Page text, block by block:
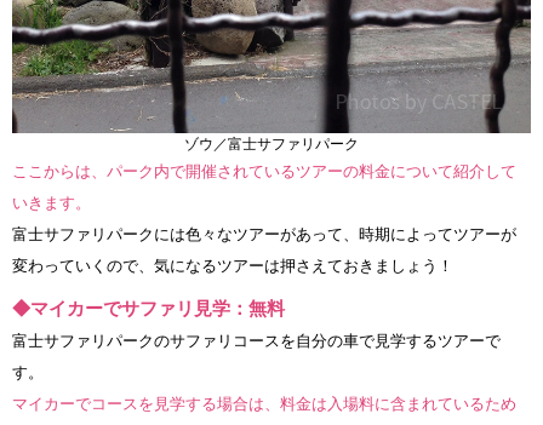
ゾウ／富士サファリパーク
ここからは、パーク内で開催されているツアーの料金について紹介して
いきます。
富士サファリパークには色々なツアーがあって、時期によってツアーが
変わっていくので、気になるツアーは押さえておきましょう！
◆マイカーでサファリ見学：無料
富士サファリパークのサファリコースを自分の車で見学するツアーで
す。
マイカーでコースを見学する場合は、料金は入場料に含まれているため